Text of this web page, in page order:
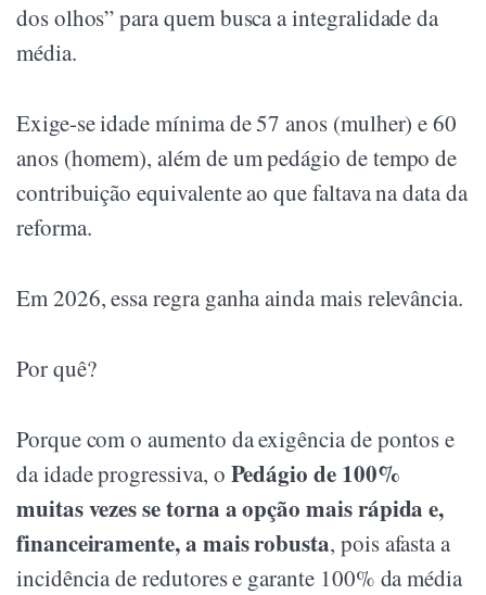
dos olhos” para quem busca a integralidade da
média.
Exige-se idade mínima de 57 anos (mulher) e 60
anos (homem), além de um pedágio de tempo de
contribuição equivalente ao que faltava na data da
reforma.
Em 2026, essa regra ganha ainda mais relevância.
Por quê?
Porque com o aumento da exigência de pontos e
da idade progressiva, o Pedágio de 100%
muitas vezes se torna a opção mais rápida e,
financeiramente, a mais robusta, pois afasta a
incidência de redutores e garante 100% da média